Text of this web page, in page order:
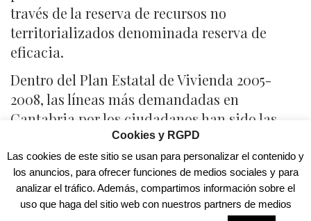
través de la reserva de recursos no
territorializados denominada reserva de
eficacia.
Dentro del Plan Estatal de Vivienda 2005-
2008, las líneas más demandadas en
Cantabria por los ciudadanos han sido las
ayudas a inquilinos y para rehabilitación de
viviendas. En el primer caso, se han
concedido 2.473 ayudas, un 309% de los
objetivos convenidos.
Cookies y RGPD
Las cookies de este sitio se usan para personalizar el contenido y
los anuncios, para ofrecer funciones de medios sociales y para
analizar el tráfico. Además, compartimos información sobre el
uso que haga del sitio web con nuestros partners de medios